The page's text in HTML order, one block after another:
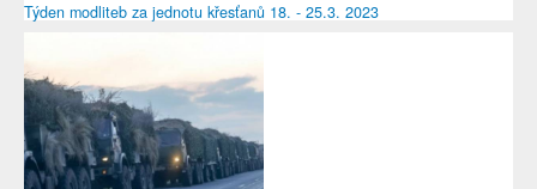
Týden modliteb za jednotu křesťanů 18. - 25.3. 2023